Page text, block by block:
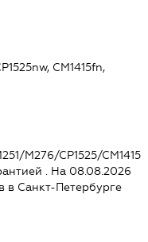
CM1415fn,
M276/CP1525/CM1415
. На 08.08.2026
в Санкт-Петербурге